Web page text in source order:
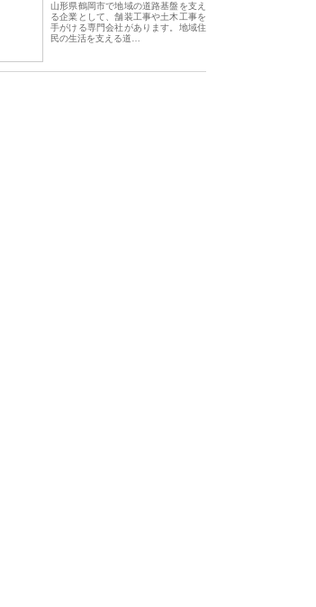
山形県鶴岡市で地域の道路基盤を支え
る企業として、舗装工事や土木工事を
手がける専門会社があります。地域住
民の生活を支える道…